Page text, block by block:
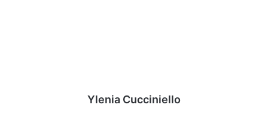
Ylenia Cucciniello